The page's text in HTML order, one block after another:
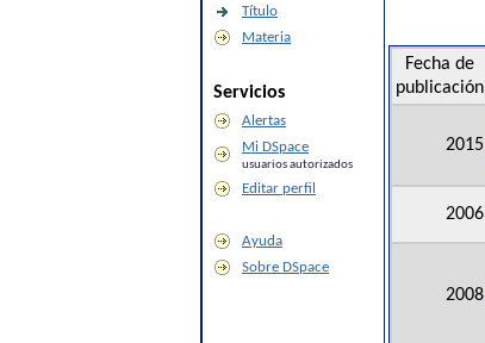
Título
Materia
Servicios
Alertas
Mi DSpace
usuarios autorizados
Editar perfil
Ayuda
Sobre DSpace
Fecha de
publicación
2015
2006
2008